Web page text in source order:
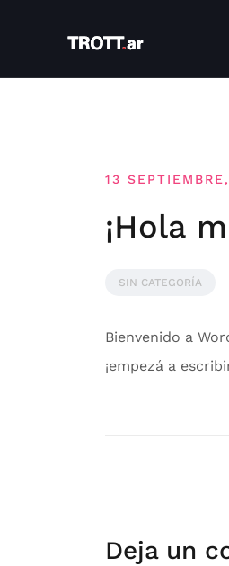
13
¡Hola
SIN CATEGORÍA
Bienvenido a
¡empezá a
Deja un